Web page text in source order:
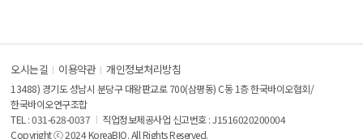
오시는길 이용약관 개인정보처리방침
13488) 경기도 성남시 분당구 대왕판교로 700(삼평동) C동 1층 한국바이오협회/
한국바이오연구조합
TEL : 031-628-0037
직업정보제공사업 신고번호 : J1516020200004
Copyright ⓒ 2024 KoreaBIO. All Rights Reserved.